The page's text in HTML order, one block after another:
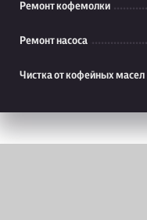
Ремонт кофемолки
Ремонт насоса
Чистка от кофейных масел